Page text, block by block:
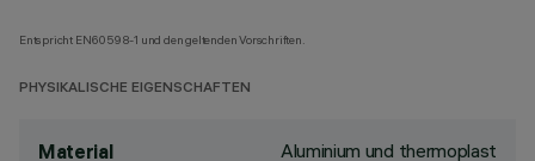
Entspricht EN60598-1 und den geltenden Vorschriften.
PHYSIKALISCHE EIGENSCHAFTEN
Material Aluminium und thermoplast